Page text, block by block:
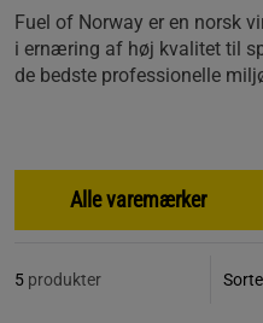
Fuel of Norway er en norsk
i ernæring af høj kvalitet til
de bedste professionelle
Alle varemærker
5 produkter